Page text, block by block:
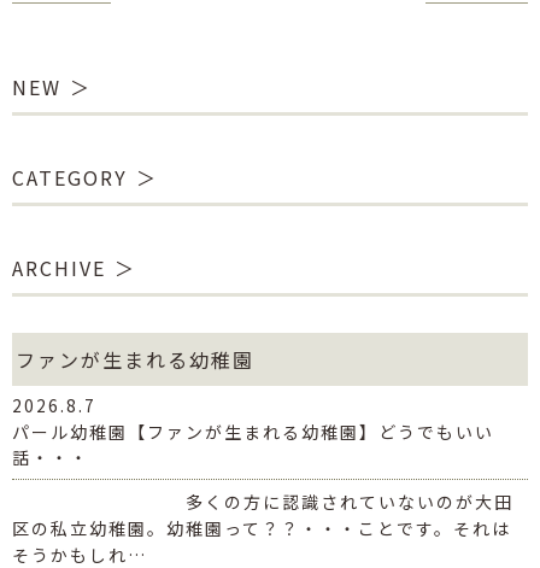
NEW
CATEGORY
ARCHIVE
ファンが生まれる幼稚園
2026.8.7
パール幼稚園【ファンが生まれる幼稚園】どうでもいい
話・・・
多くの方に認識されていないのが大田
区の私立幼稚園。幼稚園って？？・・・ことです。それは
そうかもしれ…